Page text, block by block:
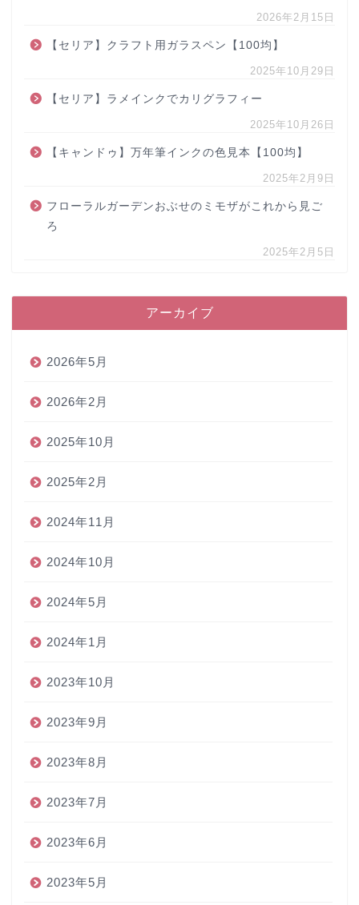
2026年2月15日
【セリア】クラフト用ガラスペン【100均】
2025年10月29日
【セリア】ラメインクでカリグラフィー
2025年10月26日
【キャンドゥ】万年筆インクの色見本【100均】
2025年2月9日
フローラルガーデンおぶせのミモザがこれから見ご
ろ
2025年2月5日
アーカイブ
2026年5月
2026年2月
2025年10月
2025年2月
2024年11月
2024年10月
2024年5月
2024年1月
2023年10月
2023年9月
2023年8月
2023年7月
2023年6月
2023年5月